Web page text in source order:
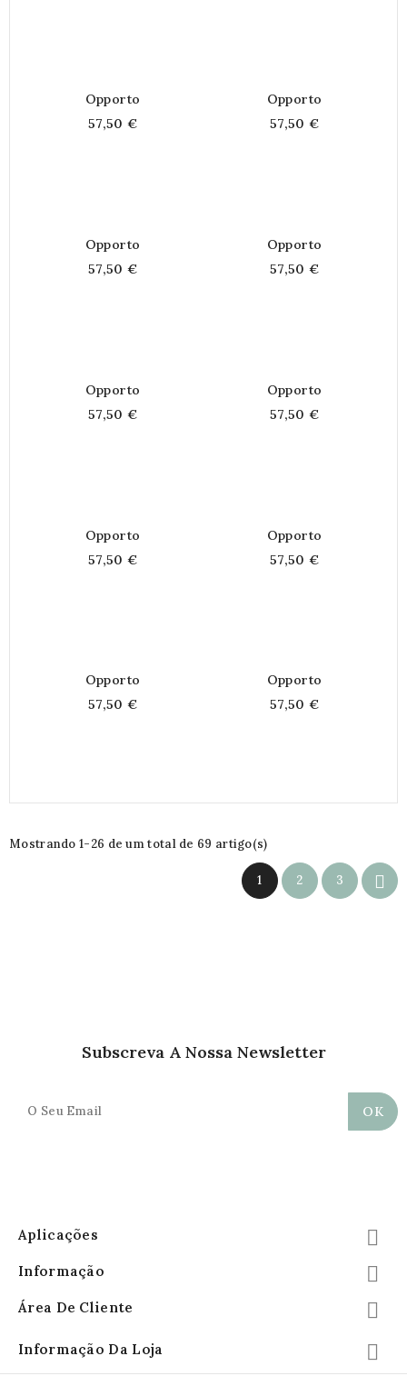
Opporto
57,50 €
Opporto
57,50 €
Opporto
57,50 €
Opporto
57,50 €
Opporto
57,50 €
Opporto
57,50 €
Opporto
57,50 €
Opporto
57,50 €
Opporto
57,50 €
Opporto
57,50 €
Mostrando 1-26 de um total de 69 artigo(s)
1 2 3 
Subscreva A Nossa Newsletter
Aplicações 
Informação 
Área De Cliente 
Informação Da Loja 